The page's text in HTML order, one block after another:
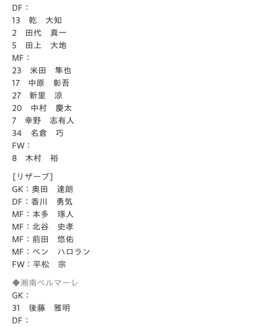
DF：
13 乾 大知
2 田代 真一
5 田上 大地
MF：
23 米田 隼也
17 中原 彰吾
27 新里 涼
20 中村 慶太
7 幸野 志有人
34 名倉 巧
FW：
8 木村 裕
[リザーブ]
GK：奥田 達朗
DF：香川 勇気
MF：本多 琢人
MF：北谷 史孝
MF：前田 悠佑
MF：ベン ハロラン
FW：平松 宗
◆湘南ベルマーレ
GK：
31 後藤 雅明
DF：